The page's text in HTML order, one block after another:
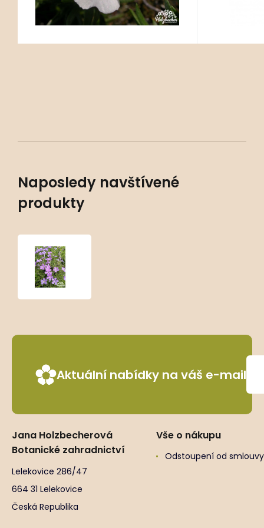
Naposledy navštívené
produkty
Aktuální nabídky na váš e-mail
Jana Holzbecherová
Botanické zahradnictví
Lelekovice 286/47
664 31 Lelekovice
Česká Republika
Vše o nákupu
Odstoupení od smlouvy